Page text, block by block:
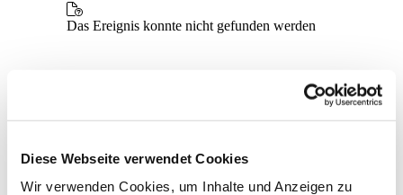
Diese Webseite verwendet Cookies
Wir verwenden Cookies, um Inhalte und Anzeigen zu